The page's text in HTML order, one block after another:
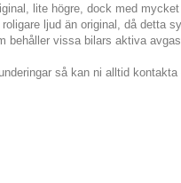
lite högre, dock med
ljud än original, då detta
behåller vissa bilars aktiva
så kan ni alltid kontakta